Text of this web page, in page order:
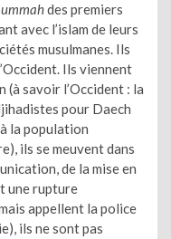
des premiers
avec l’islam de leurs
musulmanes. Ils
Ils viennent
(à savoir l’Occident : la
pour Daech
la population
ils se meuvent dans
de la mise en
une rupture
appellent la police
ils ne sont pas